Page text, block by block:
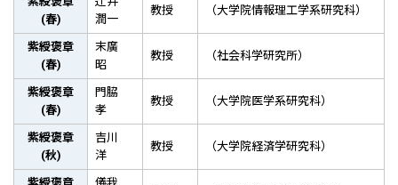
(春)
潤一
教授 （大学院情報理工学系研究科）
紫綬褒章
(春)
末廣
昭
教授 （社会科学研究所）
紫綬褒章
(春)
門脇
孝
教授 （大学院医学系研究科）
紫綬褒章
(秋)
吉川
洋
教授 （大学院経済学研究科）